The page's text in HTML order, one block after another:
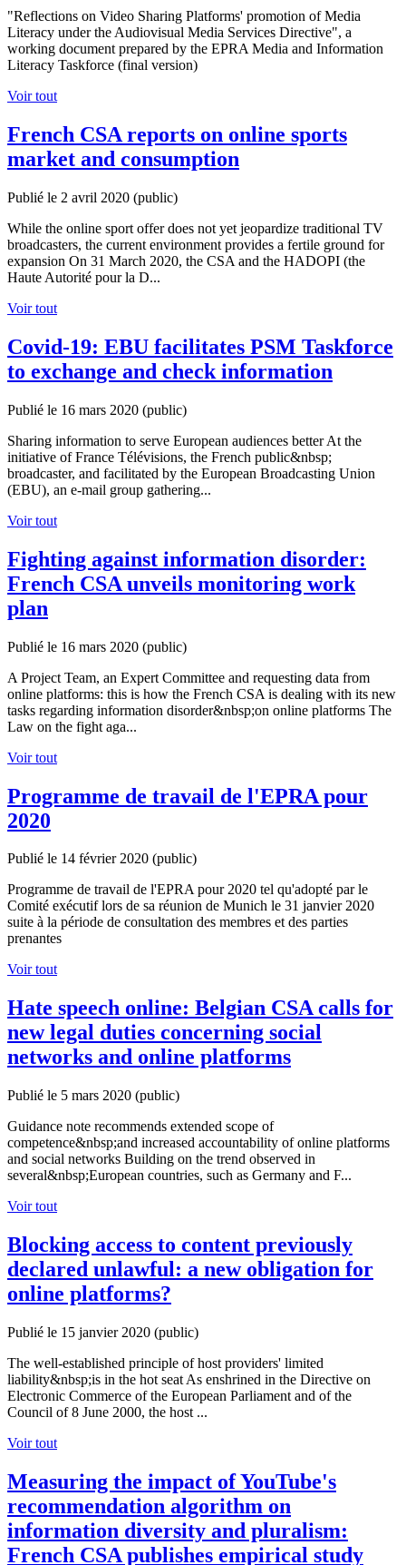
"Reflections on Video Sharing Platforms' promotion of Media
Literacy under the Audiovisual Media Services Directive", a
working document prepared by the EPRA Media and Information
Literacy Taskforce (final version)
Voir tout
French CSA reports on online sports
market and consumption
Publié le 2 avril 2020 (public)
While the online sport offer does not yet jeopardize traditional TV
broadcasters, the current environment provides a fertile ground for
expansion On 31 March 2020, the CSA and the HADOPI (the
Haute Autorité pour la D...
Voir tout
Covid-19: EBU facilitates PSM Taskforce
to exchange and check information
Publié le 16 mars 2020 (public)
Sharing information to serve European audiences better At the
initiative of France Télévisions, the French public&nbsp;
broadcaster, and facilitated by the European Broadcasting Union
(EBU), an e-mail group gathering...
Voir tout
Fighting against information disorder:
French CSA unveils monitoring work
plan
Publié le 16 mars 2020 (public)
A Project Team, an Expert Committee and requesting data from
online platforms: this is how the French CSA is dealing with its new
tasks regarding information disorder&nbsp;on online platforms The
Law on the fight aga...
Voir tout
Programme de travail de l'EPRA pour
2020
Publié le 14 février 2020 (public)
Programme de travail de l'EPRA pour 2020 tel qu'adopté par le
Comité exécutif lors de sa réunion de Munich le 31 janvier 2020
suite à la période de consultation des membres et des parties
prenantes
Voir tout
Hate speech online: Belgian CSA calls for
new legal duties concerning social
networks and online platforms
Publié le 5 mars 2020 (public)
Guidance note recommends extended scope of
competence&nbsp;and increased accountability of online platforms
and social networks Building on the trend observed in
several&nbsp;European countries, such as Germany and F...
Voir tout
Blocking access to content previously
declared unlawful: a new obligation for
online platforms?
Publié le 15 janvier 2020 (public)
The well-established principle of host providers' limited
liability&nbsp;is in the hot seat As enshrined in the Directive on
Electronic Commerce of the European Parliament and of the
Council of 8 June 2000, the host ...
Voir tout
Measuring the impact of YouTube's
recommendation algorithm on
information diversity and pluralism:
French CSA publishes empirical study